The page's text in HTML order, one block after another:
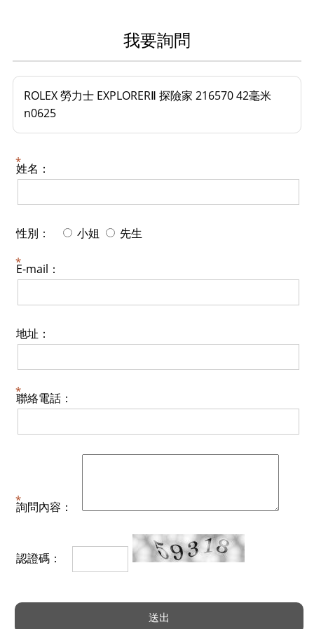
我要詢問
ROLEX 勞力士 EXPLORERⅡ 探險家 216570 42毫米
n0625
姓名：
性別： 小姐 先生
E-mail：
地址：
聯絡電話：
詢問內容：
認證碼：